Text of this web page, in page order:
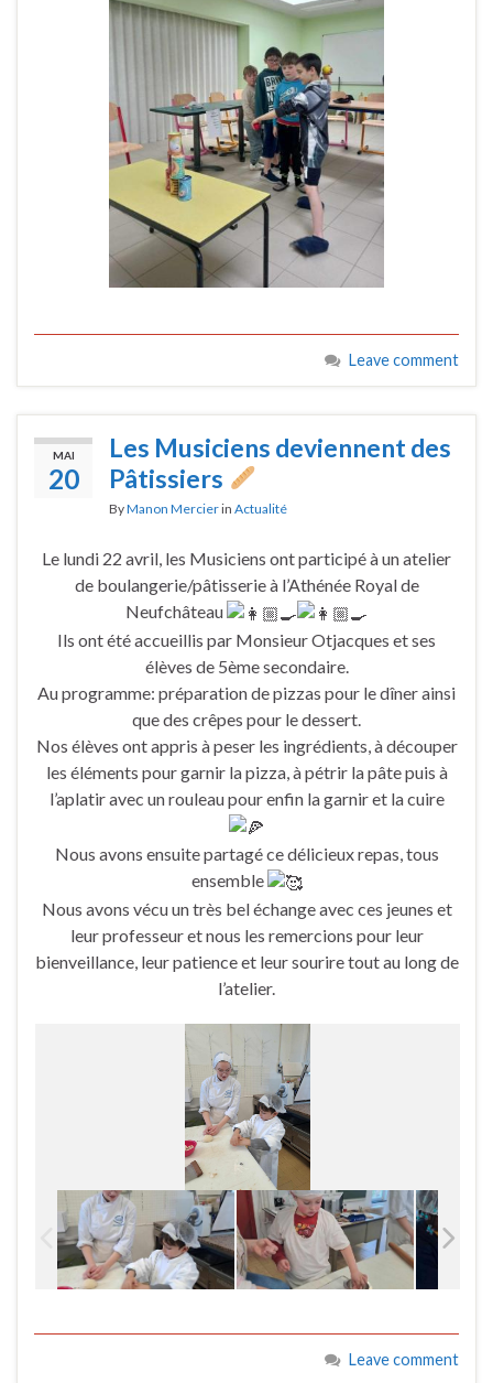
Leave comment
MAI
20
Les Musiciens deviennent des
Pâtissiers
ByManon Mercierin Actualité
Le lundi 22 avril, les Musiciens ont participé à un atelier
de boulangerie/pâtisserie à l’Athénée Royal de
Neufchâteau
Ils ont été accueillis par Monsieur Otjacques et ses
élèves de 5ème secondaire.
Au programme: préparation de pizzas pour le dîner ainsi
que des crêpes pour le dessert.
Nos élèves ont appris à peser les ingrédients, à découper
les éléments pour garnir la pizza, à pétrir la pâte puis à
l’aplatir avec un rouleau pour enfin la garnir et la cuire
Nous avons ensuite partagé ce délicieux repas, tous
ensemble
Nous avons vécu un très bel échange avec ces jeunes et
leur professeur et nous les remercions pour leur
bienveillance, leur patience et leur sourire tout au long de
l’atelier.
Leave comment